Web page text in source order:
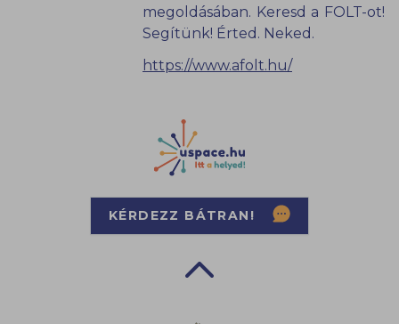
megoldásában. Keresd a FOLT-ot!
Segítünk! Érted. Neked.
https://www.afolt.hu/
KÉRDEZZ BÁTRAN!